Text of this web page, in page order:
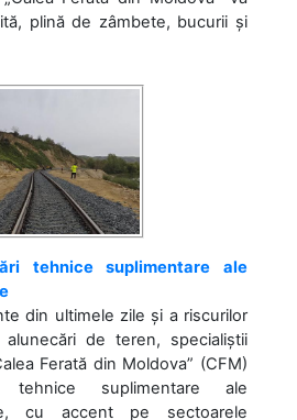
plină de zâmbete, bucurii și
tehnice suplimentare ale
din ultimele zile și a riscurilor
de teren, specialiștii
Ferată din Moldova” (CFM)
tehnice suplimentare ale
cu accent pe sectoarele